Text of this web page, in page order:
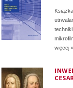
więcej »